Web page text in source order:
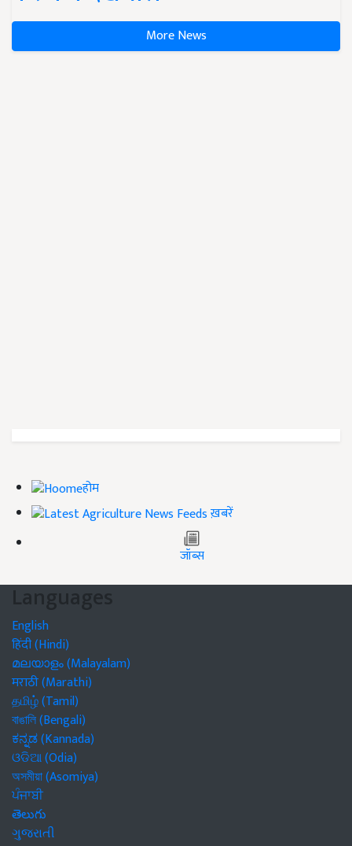
More News
होम
ख़बरें
जॉब्स
Languages
English
हिंदी (Hindi)
മലയാളം (Malayalam)
मराठी (Marathi)
தமிழ் (Tamil)
বাঙালি (Bengali)
ಕನ್ನಡ (Kannada)
ଓଡିଆ (Odia)
অসমীয়া (Asomiya)
ਪੰਜਾਬੀ
తెలుగు
ગુજરાતી